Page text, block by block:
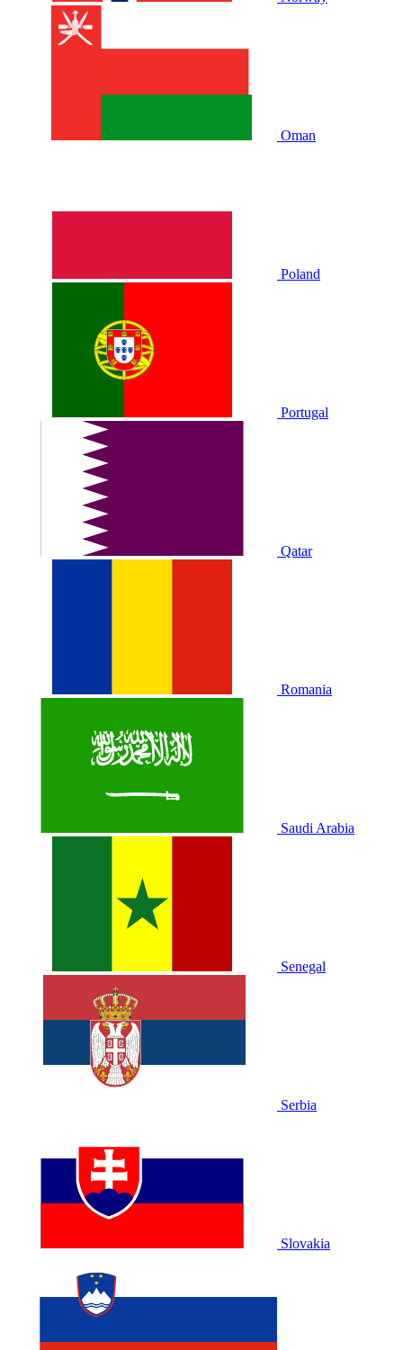
Oman
Poland
Portugal
Qatar
Romania
Saudi Arabia
Senegal
Serbia
Slovakia